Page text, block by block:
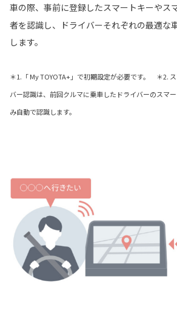
車の際、事前に登録したスマートキーやス
者を認識し、ドライバーそれぞれの最適な
します。
＊1.「 My TOYOTA+」で初期設定が必要です。 ＊2.
バー認識は、前回クルマに乗車したドライバーのスマ
み自動で認識します。